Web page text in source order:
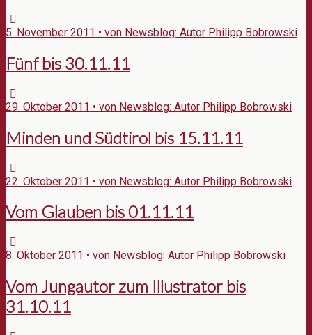
5. November 2011 • von Newsblog: Autor Philipp Bobrowski
Fünf bis 30.11.11
29. Oktober 2011 • von Newsblog: Autor Philipp Bobrowski
Minden und Südtirol bis 15.11.11
22. Oktober 2011 • von Newsblog: Autor Philipp Bobrowski
Vom Glauben bis 01.11.11
8. Oktober 2011 • von Newsblog: Autor Philipp Bobrowski
Vom Jungautor zum Illustrator bis
31.10.11